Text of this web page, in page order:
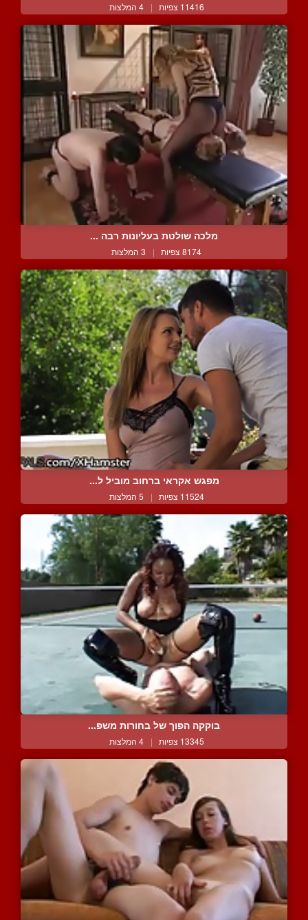
11416 צפיות | 4 המלצות
מלכה שולטת בעליונות רבה ...
8174 צפיות | 3 המלצות
מפגש אקראי ברחוב מוביל ל...
11524 צפיות | 5 המלצות
בוקקה הפוך של בחורות משפ...
13345 צפיות | 4 המלצות